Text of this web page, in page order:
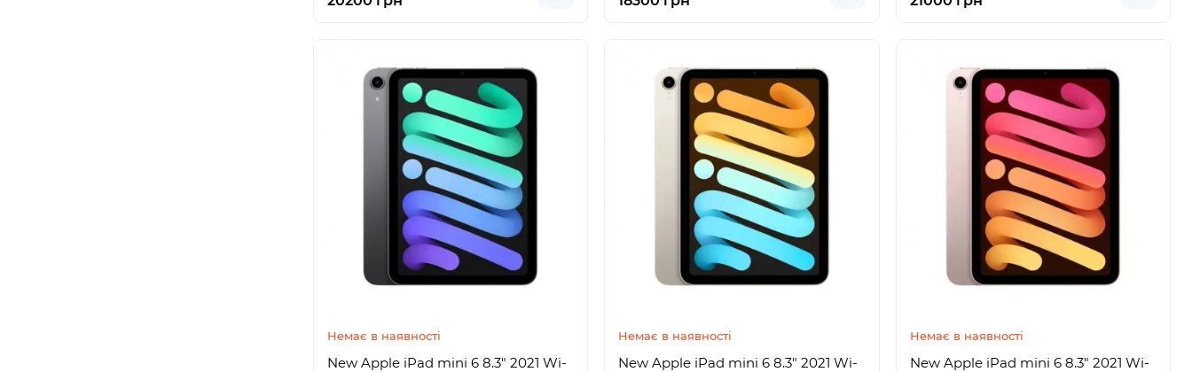
Немає в наявності
New Apple iPad mini 6 8.3" 2021 Wi-
Немає в наявності
New Apple iPad mini 6 8.3" 2021 Wi-
Немає в наявності
New Apple iPad mini 6 8.3" 2021 Wi-